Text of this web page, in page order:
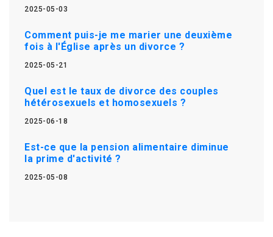
2025-05-03
Comment puis-je me marier une deuxième
fois à l'Église après un divorce ?
2025-05-21
Quel est le taux de divorce des couples
hétérosexuels et homosexuels ?
2025-06-18
Est-ce que la pension alimentaire diminue
la prime d'activité ?
2025-05-08